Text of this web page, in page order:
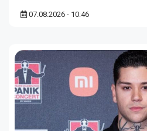
07.08.2026 - 10:46